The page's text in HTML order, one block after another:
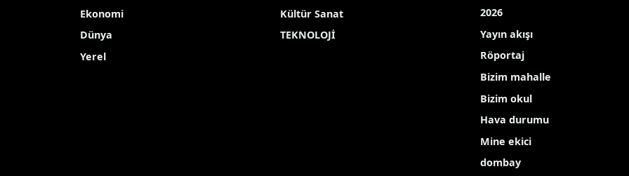
Yayınlanma Tarihi: 12.05.2026 10:35